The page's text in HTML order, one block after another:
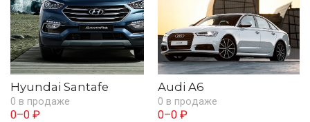
Hyundai Santafe
0 в продаже
0–0 ₽
Audi A6
0 в продаже
0–0 ₽